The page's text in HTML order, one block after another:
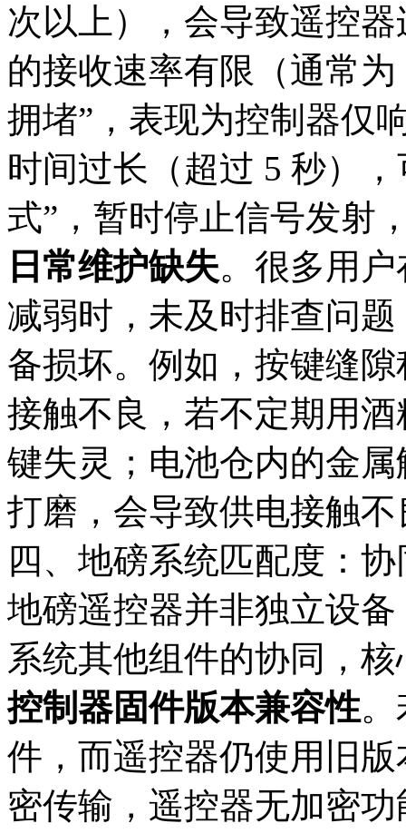
次以上），会导致遥控
的接收速率有限（通常
拥堵”，表现为控制器仅
时间过长（超过 5 秒）
式”，暂时停止信号发射
日常维护缺失。很多用
减弱时，未及时排查问
备损坏。例如，按键缝
接触不良，若不定期用
键失灵；电池仓内的金
打磨，会导致供电接触
四、地磅系统匹配度：
地磅遥控器并非独立设
系统其他组件的协同，
控制器固件版本兼容性
件，而遥控器仍使用旧
密传输，遥控器无加密